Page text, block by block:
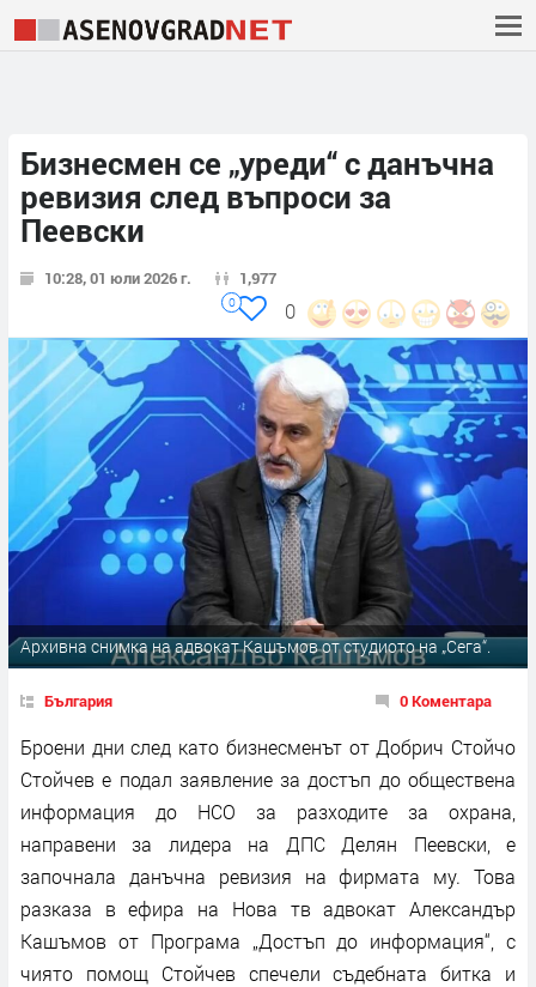
Бизнесмен се „уреди“ с данъчна
ревизия след въпроси за
Пеевски
10:28, 01 юли 2026 г. 1,977
0
0
Архивна снимка на адвокат Кашъмов от студиото на „Сега“.
България 0 Коментара
Броени дни след като бизнесменът от Добрич Стойчо
Стойчев е подал заявление за достъп до обществена
информация до НСО за разходите за охрана,
направени за лидера на ДПС Делян Пеевски, е
започнала данъчна ревизия на фирмата му. Това
разказа в ефира на Нова тв адвокат Александър
Кашъмов от Програма „Достъп до информация“, с
чиято помощ Стойчев спечели съдебната битка и